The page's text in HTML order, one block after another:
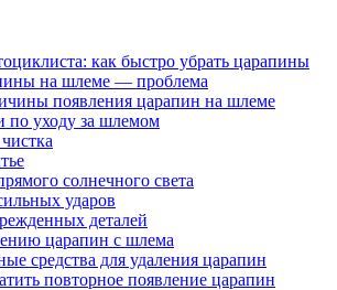
как быстро убрать царапины
на шлеме — проблема
появления царапин на шлеме
по уходу за шлемом
солнечного света
ударов
деталей
царапин с шлема
средства для удаления царапин
повторное появление царапин